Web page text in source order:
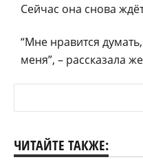
Сейчас она снова
“Мне нравится
меня”, – рассказала
ЧИТАЙТЕ ТАКЖЕ: